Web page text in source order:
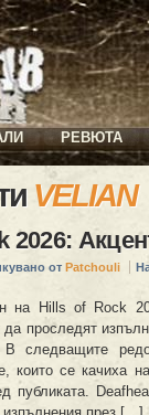
РЕВЮТА
VELIAN
2026:
от Patchouli
на Hills of Rock
проследят
В следващите
които се качиха
публиката.